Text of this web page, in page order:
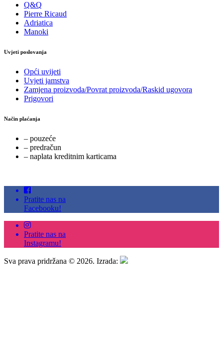
Q&Q
Pierre Ricaud
Adriatica
Manoki
Uvjeti poslovanja
Opći uvijeti
Uvjeti jamstva
Zamjena proizvoda/Povrat proizvoda/Raskid ugovora
Prigovori
Način plaćanja
– pouzeće
– predračun
– naplata kreditnim karticama
Pratite nas na
Facebooku!
Pratite nas na
Instagramu!
Sva prava pridržana © 2026. Izrada: